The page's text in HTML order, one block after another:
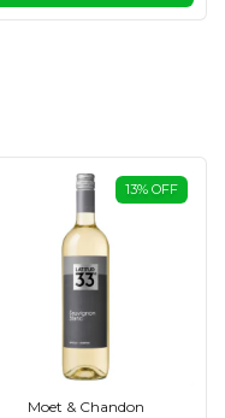
13% OFF
Moet & Chandon